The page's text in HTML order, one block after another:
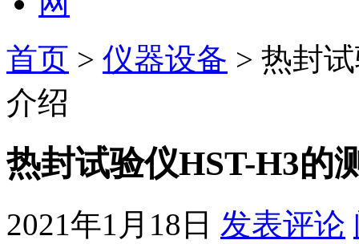
首页 > 仪器设备 > 热封
介绍
热封试验仪HST-H3的
2021年1月18日 发表评论